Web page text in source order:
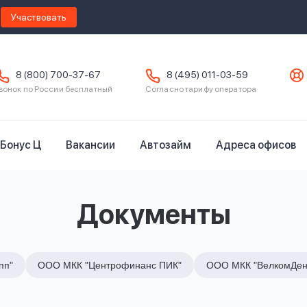
Участвовать
8 (800) 700-37-67
по России бесплатный
8 (495) 011-03-59
Согласно тарифу оператора
Бонус Ц Вакансии Автозайм Адреса офисов
Документы
ООО МКК "Центрофинанс ПИК" ООО МКК